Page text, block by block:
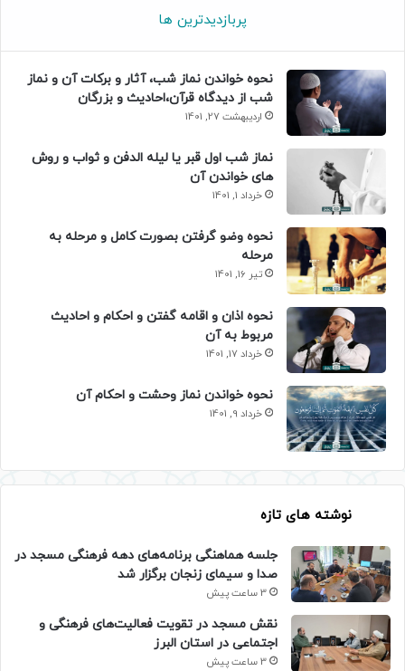
پربازدیدترین ها
نحوه خواندن نماز شب، آثار و برکات آن و نماز
شب از دیدگاه قرآن،احادیث و بزرگان
اردیبهشت 27, 1401
نماز شب اول قبر یا لیله الدفن و ثواب و روش
های خواندن آن
خرداد 1, 1401
نحوه وضو گرفتن بصورت کامل و مرحله به
مرحله
تیر 16, 1401
نحوه اذان و اقامه گفتن و احکام و احادیث
مربوط به آن
خرداد 17, 1401
نحوه خواندن نماز وحشت و احکام آن
خرداد 9, 1401
نوشته های تازه
جلسه هماهنگی برنامه‌های دهه فرهنگی مسجد در
صدا و سیمای زنجان برگزار شد
3 ساعت پیش
نقش مسجد در تقویت فعالیت‌های فرهنگی و
اجتماعی در استان البرز
3 ساعت پیش